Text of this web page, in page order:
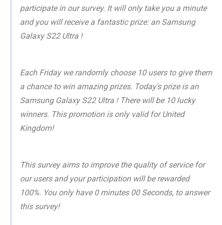
participate in our survey. It will only take you a minute
and you will receive a fantastic prize: an Samsung
Galaxy S22 Ultra !
Each Friday we randomly choose 10 users to give them
a chance to win amazing prizes. Today's prize is an
Samsung Galaxy S22 Ultra ! There will be 10 lucky
winners. This promotion is only valid for United
Kingdom!
This survey aims to improve the quality of service for
our users and your participation will be rewarded
100%. You only have 0 minutes 00 Seconds, to answer
this survey!